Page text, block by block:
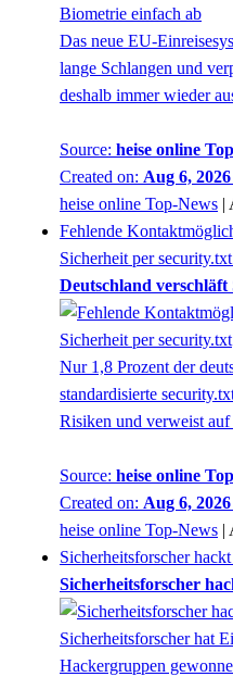
Das neue EU-
lange Schlangen und
deshalb immer wieder
Source: heise online
Created on: Aug 6,
heise online Top-News |
Fehlende
Sicherheit per security.txt
Deutschland
Nur 1,8 Prozent der
standardisierte
Risiken und verweist
Source: heise online
Created on: Aug 6,
heise online Top-News |
Sicherheitsforscher
Sicherheitsforscher
Sicherheitsforscher hat
Hackergruppen